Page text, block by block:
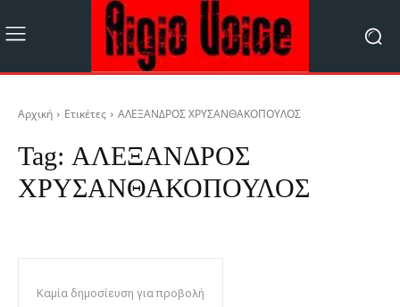
Αρχική Ετικέτες ΑΛΕΞΑΝΔΡΟΣ ΧΡΥΣΑΝΘΑΚΟΠΟΥΛΟΣ
Tag: ΑΛΕΞΑΝΔΡΟΣ
ΧΡΥΣΑΝΘΑΚΟΠΟΥΛΟΣ
Καμία δημοσίευση για προβολή